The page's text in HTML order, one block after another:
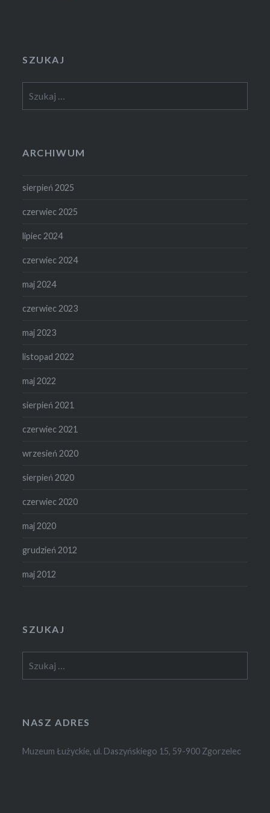
SZUKAJ
ARCHIWUM
sierpień 2025
czerwiec 2025
lipiec 2024
czerwiec 2024
maj 2024
czerwiec 2023
maj 2023
listopad 2022
maj 2022
sierpień 2021
czerwiec 2021
wrzesień 2020
sierpień 2020
czerwiec 2020
maj 2020
grudzień 2012
maj 2012
SZUKAJ
NASZ ADRES
Muzeum Łużyckie, ul. Daszyńskiego 15, 59-900 Zgorzelec